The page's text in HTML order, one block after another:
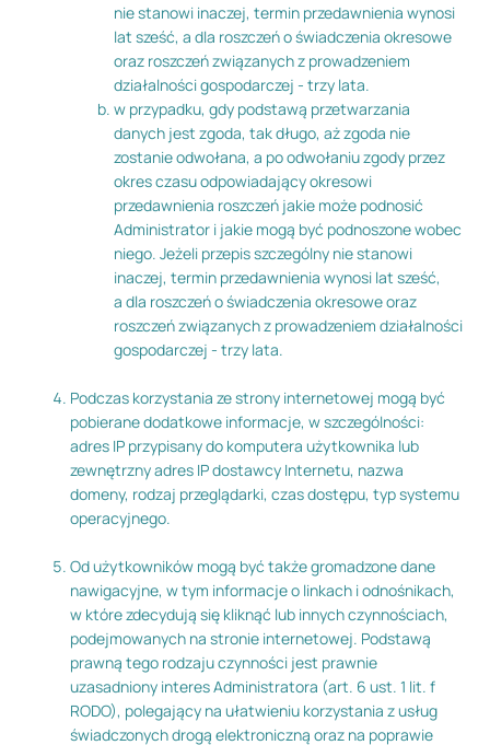
nie stanowi inaczej, termin przedawnienia wynosi
lat sześć, a dla roszczeń o świadczenia okresowe
oraz roszczeń związanych z prowadzeniem
działalności gospodarczej - trzy lata.
w przypadku, gdy podstawą przetwarzania
danych jest zgoda, tak długo, aż zgoda nie
zostanie odwołana, a po odwołaniu zgody przez
okres czasu odpowiadający okresowi
przedawnienia roszczeń jakie może podnosić
Administrator i jakie mogą być podnoszone wobec
niego. Jeżeli przepis szczególny nie stanowi
inaczej, termin przedawnienia wynosi lat sześć,
a dla roszczeń o świadczenia okresowe oraz
roszczeń związanych z prowadzeniem działalności
gospodarczej - trzy lata.
Podczas korzystania ze strony internetowej mogą być
pobierane dodatkowe informacje, w szczególności:
adres IP przypisany do komputera użytkownika lub
zewnętrzny adres IP dostawcy Internetu, nazwa
domeny, rodzaj przeglądarki, czas dostępu, typ systemu
operacyjnego.
Od użytkowników mogą być także gromadzone dane
nawigacyjne, w tym informacje o linkach i odnośnikach,
w które zdecydują się kliknąć lub innych czynnościach,
podejmowanych na stronie internetowej. Podstawą
prawną tego rodzaju czynności jest prawnie
uzasadniony interes Administratora (art. 6 ust. 1 lit. f
RODO), polegający na ułatwieniu korzystania z usług
świadczonych drogą elektroniczną oraz na poprawie